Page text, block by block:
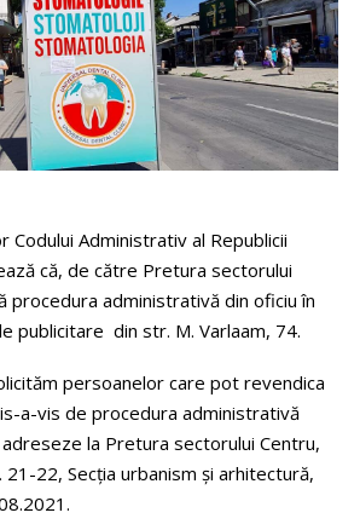
Codului Administrativ al Republicii
că, de către Pretura sectorului
procedura administrativă din oficiu în
publicitare din str. M. Varlaam, 74.
persoanelor care pot revendica
a-vis de procedura administrativă
la Pretura sectorului Centru,
22, Secția urbanism și arhitectură,